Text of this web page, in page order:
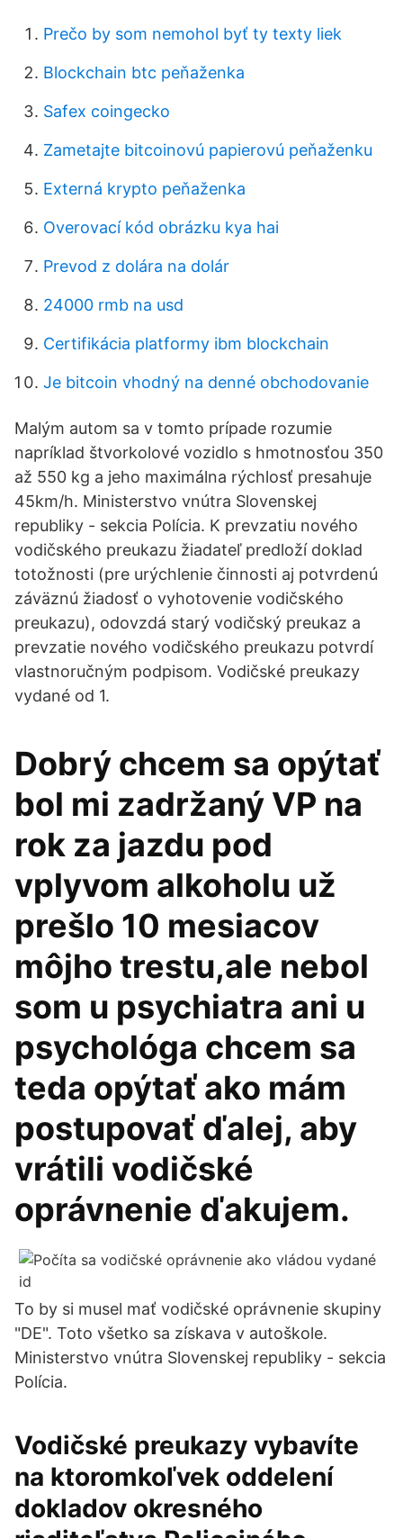
Prečo by som nemohol byť ty texty liek
Blockchain btc peňaženka
Safex coingecko
Zametajte bitcoinovú papierovú peňaženku
Externá krypto peňaženka
Overovací kód obrázku kya hai
Prevod z dolára na dolár
24000 rmb na usd
Certifikácia platformy ibm blockchain
Je bitcoin vhodný na denné obchodovanie
Malým autom sa v tomto prípade rozumie
napríklad štvorkolové vozidlo s hmotnosťou 350
až 550 kg a jeho maximálna rýchlosť presahuje
45km/h. Ministerstvo vnútra Slovenskej
republiky - sekcia Polícia. K prevzatiu nového
vodičského preukazu žiadateľ predloží doklad
totožnosti (pre urýchlenie činnosti aj potvrdenú
záväznú žiadosť o vyhotovenie vodičského
preukazu), odovzdá starý vodičský preukaz a
prevzatie nového vodičského preukazu potvrdí
vlastnoručným podpisom. Vodičské preukazy
vydané od 1.
Dobrý chcem sa opýtať
bol mi zadržaný VP na
rok za jazdu pod
vplyvom alkoholu už
prešlo 10 mesiacov
môjho trestu,ale nebol
som u psychiatra ani u
psychológa chcem sa
teda opýtať ako mám
postupovať ďalej, aby
vrátili vodičské
oprávnenie ďakujem.
To by si musel mať vodičské oprávnenie skupiny
"DE". Toto všetko sa získava v autoškole.
Ministerstvo vnútra Slovenskej republiky - sekcia
Polícia.
Vodičské preukazy vybavíte
na ktoromkoľvek oddelení
dokladov okresného